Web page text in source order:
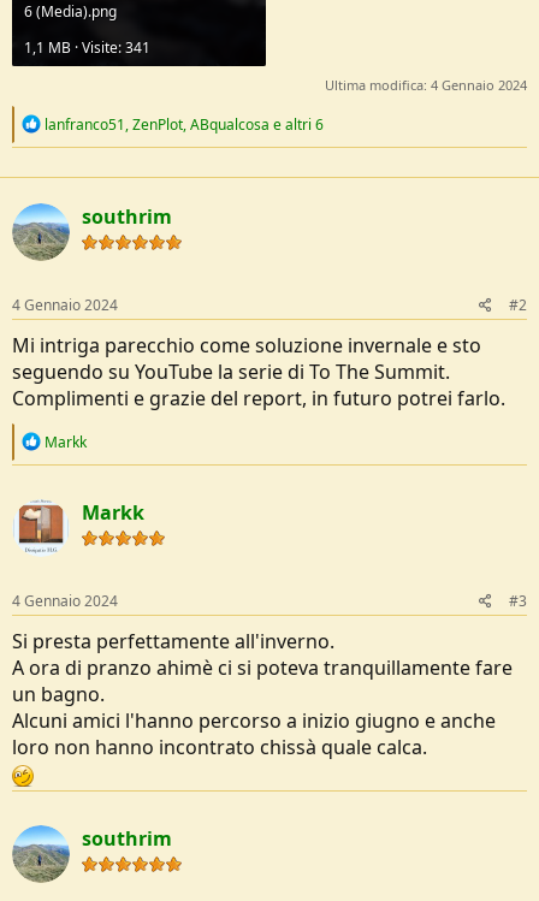
6 (Media).png
1,1 MB · Visite: 341
Ultima modifica: 4 Gennaio 2024
R
c
t
i
o
n
lanfranco51,ZenPlot,ABqualcosa e altri 6
southrim
4 Gennaio 2024 #2
Mi intriga parecchio come soluzione invernale e sto
seguendo su YouTube la serie di To The Summit.
Complimenti e grazie del report, in futuro potrei farlo.
R
c
i
o
s
:
Markk
Markk
4 Gennaio 2024 #3
Si presta perfettamente all'inverno.
A ora di pranzo ahimè ci si poteva tranquillamente fare
un bagno.
Alcuni amici l'hanno percorso a inizio giugno e anche
loro non hanno incontrato chissà quale calca.
southrim